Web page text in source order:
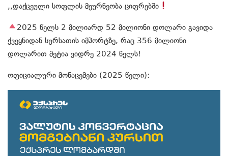
,,დაქცეული სოფლის მეურნეობა ციფრებში
2025 წელს 2 მილიარდ 52 მილიონი დოლარი გავიდა
ქვეყნიდან სურსათის იმპორტზე, რაც 356 მილიონი
დოლარით მეტია ვიდრე 2024 წელს!
ოფიციალური მონაცემები (2025 წელი):